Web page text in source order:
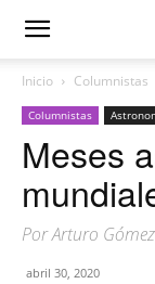
Inicio Columnistas
Columnistas
Meses
Por Arturo
abril 30, 2020